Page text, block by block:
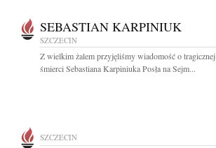
SEBASTIAN KARPINIUK
SZCZECIN
Z wielkim żalem przyjęliśmy wiadomość o tragicznej
śmierci Sebastiana Karpiniuka Posła na Sejm...
SZCZECIN